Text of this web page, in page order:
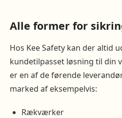
Alle former for
Hos Kee Safety kan der altid
kundetilpasset løsning til din
er en af de førende
marked af eksempelvis:
Rækværker